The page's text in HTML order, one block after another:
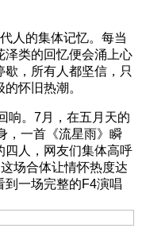
的集体记忆。每当
泽类的回忆便会涌上心
，所有人都坚信，只
怀旧热潮。
。7月，在五月天的
，一首《流星雨》瞬
四人，网友们集体高呼
场合体让情怀热度达
到一场完整的F4演唱